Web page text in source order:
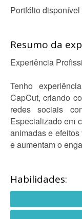
Portfólio
Resumo da
Experiência
Tenho
CapCut, criando
redes sociais
Especializado em
animadas e
e aumentam o
Habilidades: